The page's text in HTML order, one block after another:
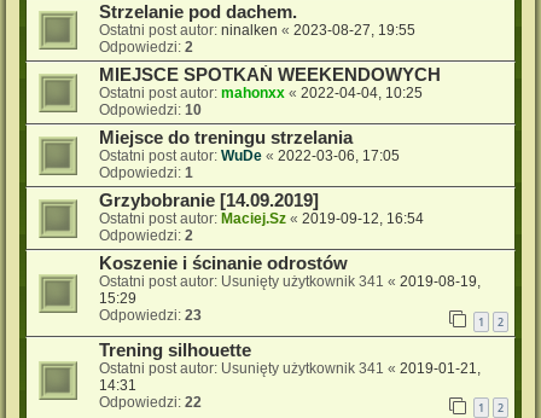
Strzelanie pod dachem.
Ostatni post autor: ninalken « 2023-08-27, 19:55
Odpowiedzi: 2
MIEJSCE SPOTKAŃ WEEKENDOWYCH
Ostatni post autor: mahonxx « 2022-04-04, 10:25
Odpowiedzi: 10
Miejsce do treningu strzelania
Ostatni post autor: WuDe « 2022-03-06, 17:05
Odpowiedzi: 1
Grzybobranie [14.09.2019]
Ostatni post autor: Maciej.Sz « 2019-09-12, 16:54
Odpowiedzi: 2
Koszenie i ścinanie odrostów
Ostatni post autor: Usunięty użytkownik 341 « 2019-08-19,
15:29
Odpowiedzi: 23 1 2
Trening silhouette
Ostatni post autor: Usunięty użytkownik 341 « 2019-01-21,
14:31
Odpowiedzi: 22 1 2